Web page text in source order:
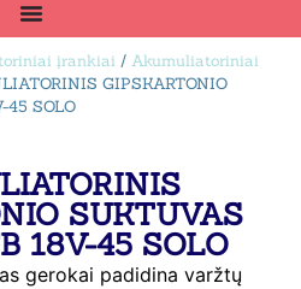
įrankiai / Akumuliatoriniai
GIPSKARTONIO
45 SOLO
SUKTUVAS
18V-45 SOLO
gerokai padidina varžtų